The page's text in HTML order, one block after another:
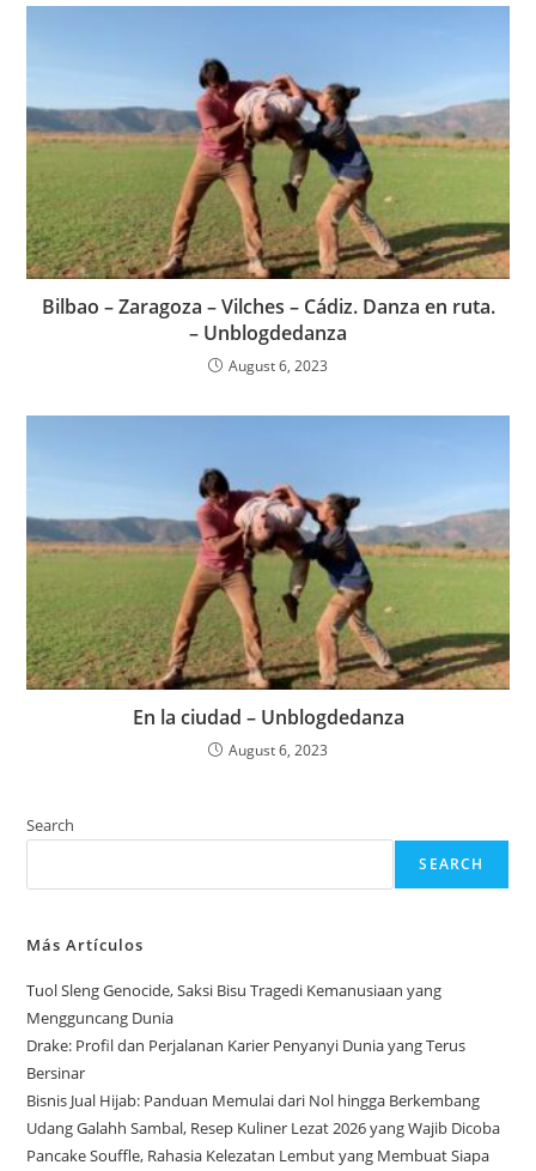
Bilbao – Zaragoza – Vilches – Cádiz. Danza en ruta.
– Unblogdedanza
August 6, 2023
En la ciudad – Unblogdedanza
August 6, 2023
Search
SEARCH
Más Artículos
Tuol Sleng Genocide, Saksi Bisu Tragedi Kemanusiaan yang
Mengguncang Dunia
Drake: Profil dan Perjalanan Karier Penyanyi Dunia yang Terus
Bersinar
Bisnis Jual Hijab: Panduan Memulai dari Nol hingga Berkembang
Udang Galahh Sambal, Resep Kuliner Lezat 2026 yang Wajib Dicoba
Pancake Souffle, Rahasia Kelezatan Lembut yang Membuat Siapa